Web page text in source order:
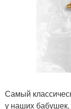
Самый
у наших